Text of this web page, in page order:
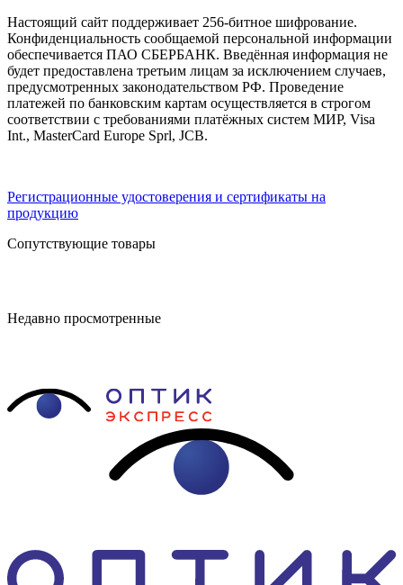
Настоящий сайт поддерживает 256-битное шифрование.
Конфиденциальность сообщаемой персональной информации
обеспечивается ПАО СБЕРБАНК. Введённая информация не
будет предоставлена третьим лицам за исключением случаев,
предусмотренных законодательством РФ. Проведение
платежей по банковским картам осуществляется в строгом
соответствии с требованиями платёжных систем МИР, Visa
Int., MasterCard Europe Sprl, JCB.
Регистрационные удостоверения и сертификаты на
продукцию
Сопутствующие товары
Недавно просмотренные